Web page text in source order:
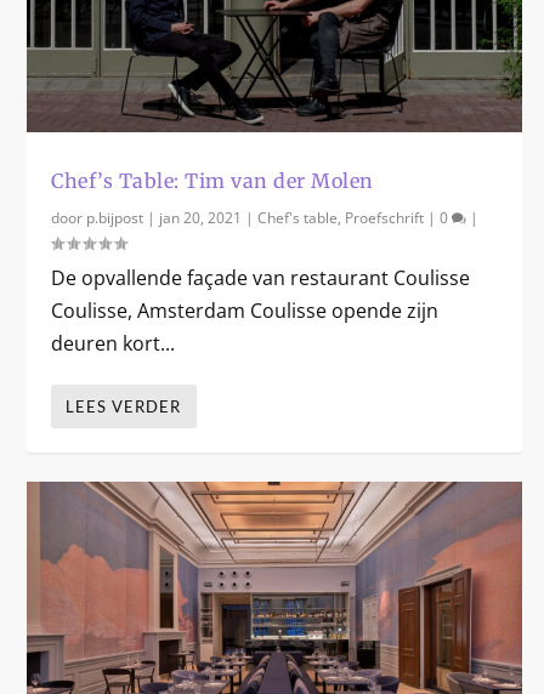
Chef’s Table: Tim van der Molen
door p.bijpost | jan 20, 2021 |Chef's table, Proefschrift |0 |
De opvallende façade van restaurant Coulisse
Coulisse, Amsterdam Coulisse opende zijn
deuren kort...
LEES VERDER